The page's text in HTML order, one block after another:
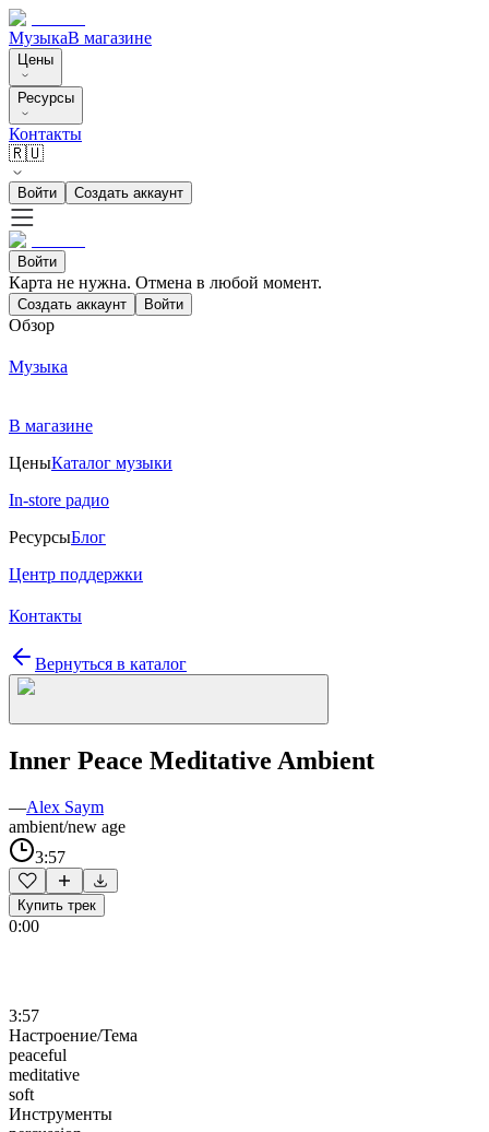
МузыкаВ магазине
Цены
Ресурсы
Контакты
🇷🇺
Войти Создать аккаунт
Войти
Карта не нужна. Отмена в любой момент.
Создать аккаунт Войти
Обзор
Музыка
В магазине
ЦеныКаталог музыки
In-store радио
РесурсыБлог
Центр поддержки
Контакты
Вернуться в каталог
Inner Peace Meditative Ambient
—Alex Saym
ambient/new age
3:57
Купить трек
0:00
3:57
Настроение/Тема
peaceful
meditative
soft
Инструменты